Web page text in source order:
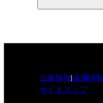
企業情報採用情報
サイトマップ